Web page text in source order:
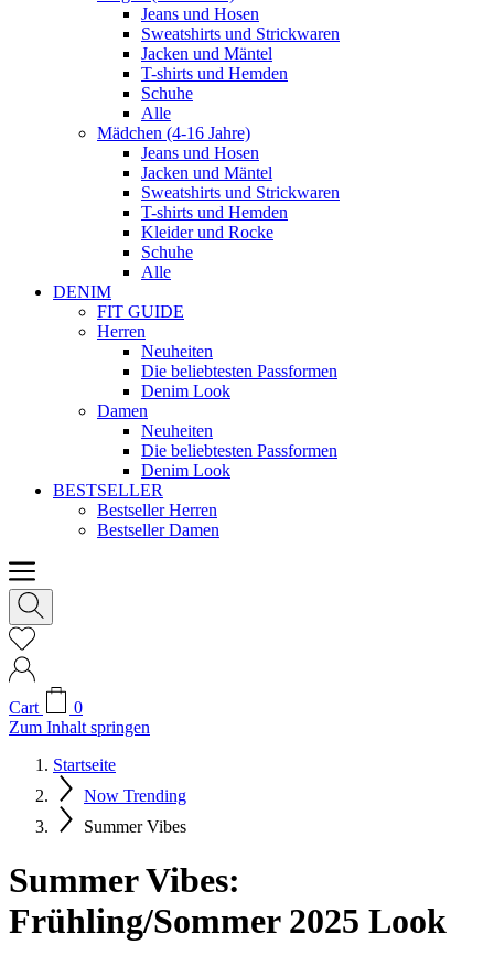
Jeans und Hosen
Sweatshirts und Strickwaren
Jacken und Mäntel
T-shirts und Hemden
Schuhe
Alle
Mädchen (4-16 Jahre)
Jeans und Hosen
Jacken und Mäntel
Sweatshirts und Strickwaren
T-shirts und Hemden
Kleider und Rocke
Schuhe
Alle
DENIM
FIT GUIDE
Herren
Neuheiten
Die beliebtesten Passformen
Denim Look
Damen
Neuheiten
Die beliebtesten Passformen
Denim Look
BESTSELLER
Bestseller Herren
Bestseller Damen
Cart
0
Zum Inhalt springen
Startseite
Now Trending
Summer Vibes
Summer Vibes:
Frühling/Sommer 2025 Look